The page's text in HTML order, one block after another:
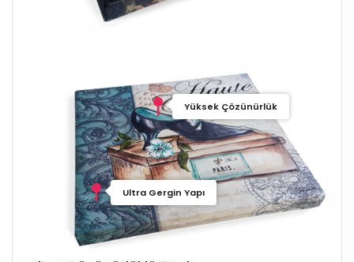
Yüksek Çözünürlük
Ultra Gergin Yapı